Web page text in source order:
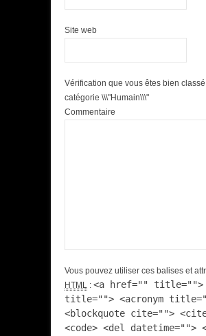
Site web
Vérification que vous êtes bien
catégorie \\\"Humain\\\"
Commentaire
Vous pouvez utiliser ces balises et
HTML : <a href="" title="">
title=""> <acronym
<blockquote cite="">
<code> <del datetime="">